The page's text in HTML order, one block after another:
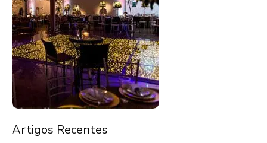
Artigos Recentes